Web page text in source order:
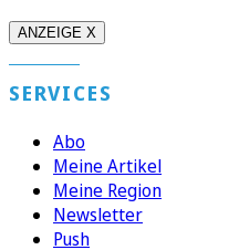
ANZEIGE X
SERVICES
Abo
Meine Artikel
Meine Region
Newsletter
Push